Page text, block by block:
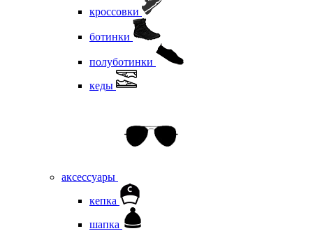
кроссовки
ботинки
полуботинки
кеды
аксессуары
кепка
шапка